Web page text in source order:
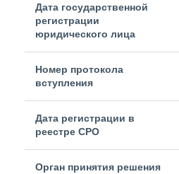
Дата государственной
регистрации
юридического лица
Номер протокола
вступления
Дата регистрации в
реестре СРО
Орган принятия решения